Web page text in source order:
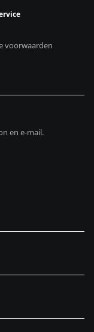
voorwaarden
en e-mail.